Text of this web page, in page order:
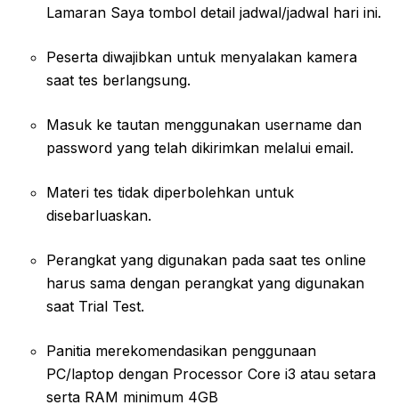
Lamaran Saya tombol detail jadwal/jadwal hari ini.
Peserta diwajibkan untuk menyalakan kamera
saat tes berlangsung.
Masuk ke tautan menggunakan username dan
password yang telah dikirimkan melalui email.
Materi tes tidak diperbolehkan untuk
disebarluaskan.
Perangkat yang digunakan pada saat tes online
harus sama dengan perangkat yang digunakan
saat Trial Test.
Panitia merekomendasikan penggunaan
PC/laptop dengan Processor Core i3 atau setara
serta RAM minimum 4GB